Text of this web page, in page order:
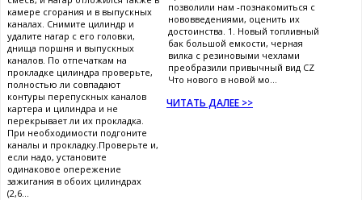
камере сгорания и в выпускных
каналах. Снимите цилиндр и
удалите нагар с его головки,
днища поршня и выпускных
каналов. По отпечаткам на
прокладке цилиндра проверьте,
полностью ли совпадают
контуры перепускных каналов
картера и цилиндра и не
перекрывает ли их прокладка.
При необходимости подгоните
каналы и прокладку.Проверьте и,
если надо, установите
одинаковое опережение
зажигания в обоих цилиндрах
(2,6...
позволили нам -познакомиться с
нововведениями, оценить их
достоинства. 1. Новый топливный
бак большой емкости, черная
вилка с резиновыми чехлами
преобразили привычный вид CZ
Что нового в новой мо...
ЧИТАТЬ ДАЛЕЕ >>